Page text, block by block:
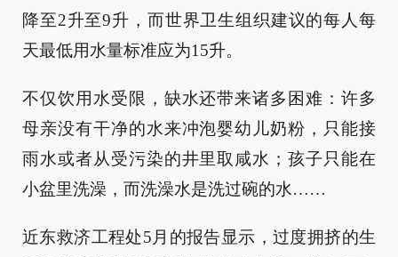
降至2升至9升，而世界卫生组织建议的每人每
天最低用水量标准应为15升。
不仅饮用水受限，缺水还带来诸多困难：许多
母亲没有干净的水来冲泡婴幼儿奶粉，只能接
雨水或者从受污染的井里取咸水；孩子只能在
小盆里洗澡，而洗澡水是洗过碗的水……
近东救济工程处5月的报告显示，过度拥挤的生